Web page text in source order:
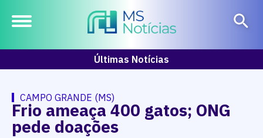
Últimas Notícias
CAMPO GRANDE (MS)
Frio ameaça 400 gatos; ONG
pede doações